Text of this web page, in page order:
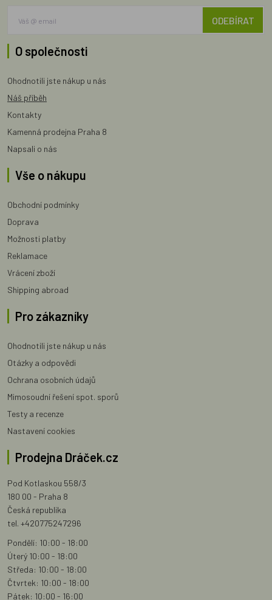
ODEBÍRAT
O společnosti
Ohodnotili jste nákup u nás
Náš příběh
Kontakty
Kamenná prodejna Praha 8
Napsali o nás
Vše o nákupu
Obchodní podmínky
Doprava
Možnosti platby
Reklamace
Vrácení zboží
Shipping abroad
Pro zákazníky
Ohodnotili jste nákup u nás
Otázky a odpovědi
Ochrana osobních údajů
Mimosoudní řešení spot. sporů
Testy a recenze
Nastavení cookies
Prodejna Dráček.cz
Pod Kotlaskou 558/3
180 00 - Praha 8
Česká republika
tel. +420775247296
Pondělí: 10:00 - 18:00
Úterý 10:00 - 18:00
Středa: 10:00 - 18:00
Čtvrtek: 10:00 - 18:00
Pátek: 10:00 - 16:00